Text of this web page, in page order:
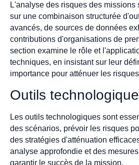
L'analyse des risques des
sur une combinaison structurée
avancés, de sources de données
contributions d'organisations de
section examine le rôle et
techniques, en insistant sur leur
importance pour atténuer les
Outils
Les outils technologiques sont
des scénarios, prévoir les risques
des stratégies d'atténuation
analyse approfondie et des
garantir le succès de la mission.